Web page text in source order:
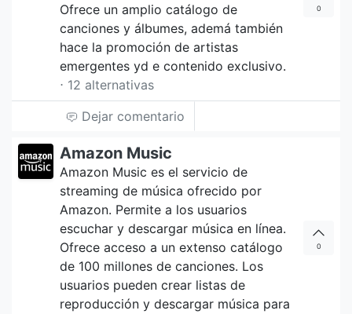
Ofrece un amplio catálogo de
canciones y álbumes, ademá también
hace la promoción de artistas
emergentes yd e contenido exclusivo.
⋅ 12 alternativas
0
Dejar comentario
Amazon Music
Amazon Music es el servicio de
streaming de música ofrecido por
Amazon. Permite a los usuarios
escuchar y descargar música en línea.
Ofrece acceso a un extenso catálogo
de 100 millones de canciones. Los
usuarios pueden crear listas de
reproducción y descargar música para
0